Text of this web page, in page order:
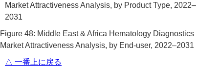
Market Attractiveness Analysis, by Product Type, 2022–
2031
Figure 48: Middle East & Africa Hematology Diagnostics
Market Attractiveness Analysis, by End-user, 2022–2031
△ 一番上に戻る